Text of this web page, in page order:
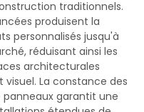
traditionnels.
produisent la
personnalisés jusqu'à
réduisant ainsi les
architecturales
La constance des
panneaux garantit une